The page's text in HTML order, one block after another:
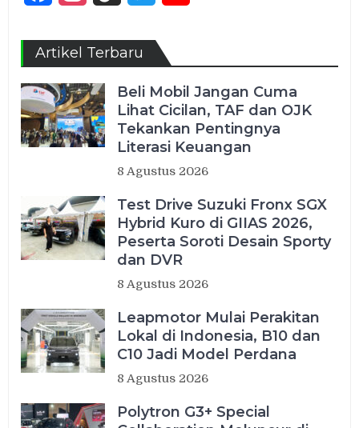
Artikel Terbaru
Beli Mobil Jangan Cuma
Lihat Cicilan, TAF dan OJK
Tekankan Pentingnya
Literasi Keuangan
8 Agustus 2026
Test Drive Suzuki Fronx SGX
Hybrid Kuro di GIIAS 2026,
Peserta Soroti Desain Sporty
dan DVR
8 Agustus 2026
Leapmotor Mulai Perakitan
Lokal di Indonesia, B10 dan
C10 Jadi Model Perdana
8 Agustus 2026
Polytron G3+ Special